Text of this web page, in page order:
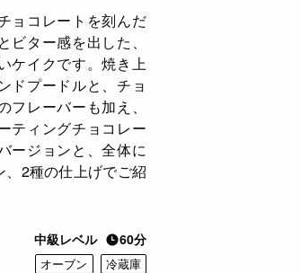
ョコレートを刻んだ
ター感を出した、
ケイクです。焼き上
ドプードルと、チョ
レーバーも加え、
ティングチョコレー
ージョンと、全体に
、2種の仕上げでご紹
中級レベル 60分
オーブン
冷蔵庫